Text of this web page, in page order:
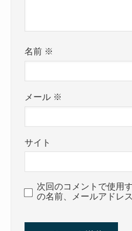
名前 ※
メール ※
サイト
次回のコメントで使用
の名前、メールアドレ